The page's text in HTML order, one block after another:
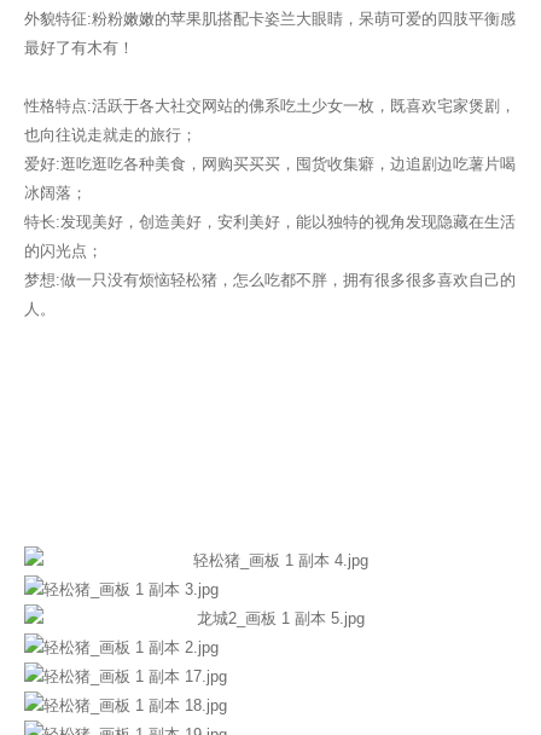
外貌特征:粉粉嫩嫩的苹果肌搭配卡姿兰大眼睛，呆萌可爱的四肢平衡感
最好了有木有！
性格特点:活跃于各大社交网站的佛系吃土少女一枚，既喜欢宅家煲剧，
也向往说走就走的旅行；
爱好:逛吃逛吃各种美食，网购买买买，囤货收集癖，边追剧边吃薯片喝
冰阔落；
特长:发现美好，创造美好，安利美好，能以独特的视角发现隐藏在生活
的闪光点；
梦想:做一只没有烦恼轻松猪，怎么吃都不胖，拥有很多很多喜欢自己的
人。
CONTACT